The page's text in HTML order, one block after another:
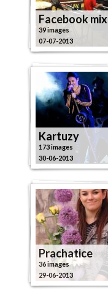
Facebook mix
39 images
07-07-2013
Kartuzy
173 images
30-06-2013
Prachatice
36 images
29-06-2013